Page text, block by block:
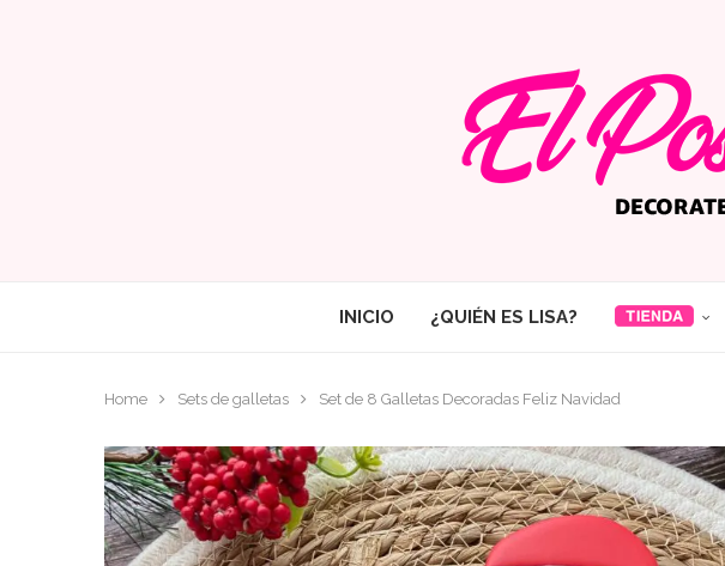
INICIO ¿QUIÉN ES LISA?
Home Sets de galletas Set de 8 Galletas Decoradas Feliz Navidad